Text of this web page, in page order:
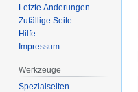
Letzte Änderungen
Zufällige Seite
Hilfe
Impressum
Werkzeuge
Spezialseiten